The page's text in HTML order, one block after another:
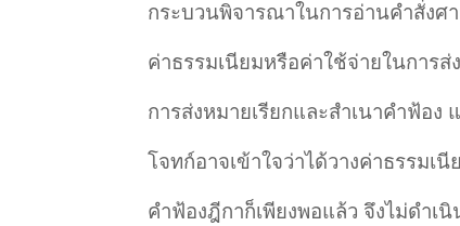
กระบวนพิจารณาในการอ่านคำสั่งศ
ค่าธรรมเนียมหรือค่าใช้จ่ายในการส่
การส่งหมายเรียกและสำเนาคำฟ้อง
โจทก์อาจเข้าใจว่าได้วางค่าธรรม
คำฟ้องฎีกาก็เพียงพอแล้ว จึงไม่ดำเ